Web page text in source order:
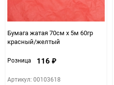
Бумага жатая 70см х 5м 60гр
красный/желтый
Розница 116 ₽
Артикул: 00103618